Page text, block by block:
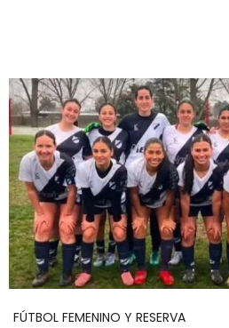
FÚTBOL FEMENINO Y RESERVA